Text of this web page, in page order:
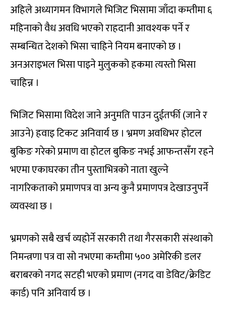
अहिले अध्यागमन विभागले भिजिट भिसामा जाँदा कम्तीमा ६
महिनाको वैध अवधि भएको राहदानी आवश्यक पर्ने र
सम्बन्धित देशको भिसा चाहिने नियम बनाएको छ ।
अनअराइभल भिसा पाइने मुलुकको हकमा त्यस्तो भिसा
चाहिन्न ।
भिजिट भिसामा विदेश जाने अनुमति पाउन दुईतर्फी (जाने र
आउने) हवाइ टिकट अनिवार्य छ । भ्रमण अवधिभर होटल
बुकिङ गरेको प्रमाण वा होटल बुकिङ नभई आफन्तसँग रहने
भएमा एकाघरका तीन पुस्ताभित्रको नाता खुल्ने
नागरिकताको प्रमाणपत्र वा अन्य कुनै प्रमाणपत्र देखाउनुपर्ने
व्यवस्था छ ।
भ्रमणको सबै खर्च व्यहोर्ने सरकारी तथा गैरसकारी संस्थाको
निमन्त्रणा पत्र वा सो नभएमा कम्तीमा ५०० अमेरिकी डलर
बराबरको नगद सटही भएको प्रमाण (नगद वा डेविट/क्रेडिट
कार्ड) पनि अनिवार्य छ ।